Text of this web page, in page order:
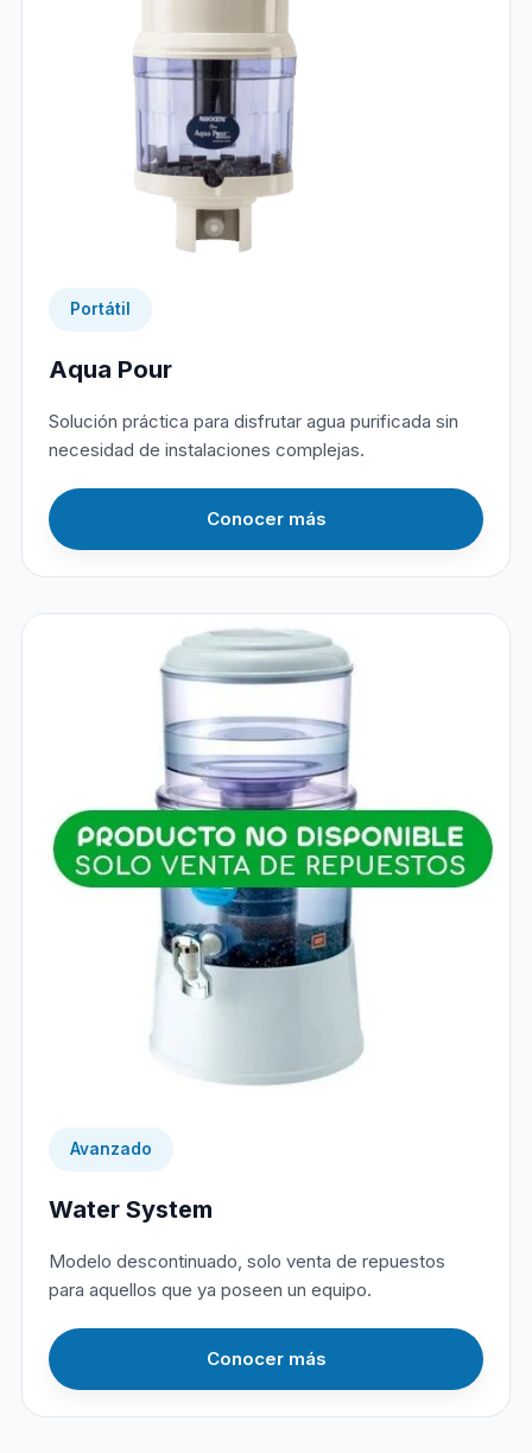
Portátil
Aqua Pour
Solución práctica para disfrutar agua purificada sin
necesidad de instalaciones complejas.
Conocer más
Avanzado
Water System
Modelo descontinuado, solo venta de repuestos
para aquellos que ya poseen un equipo.
Conocer más